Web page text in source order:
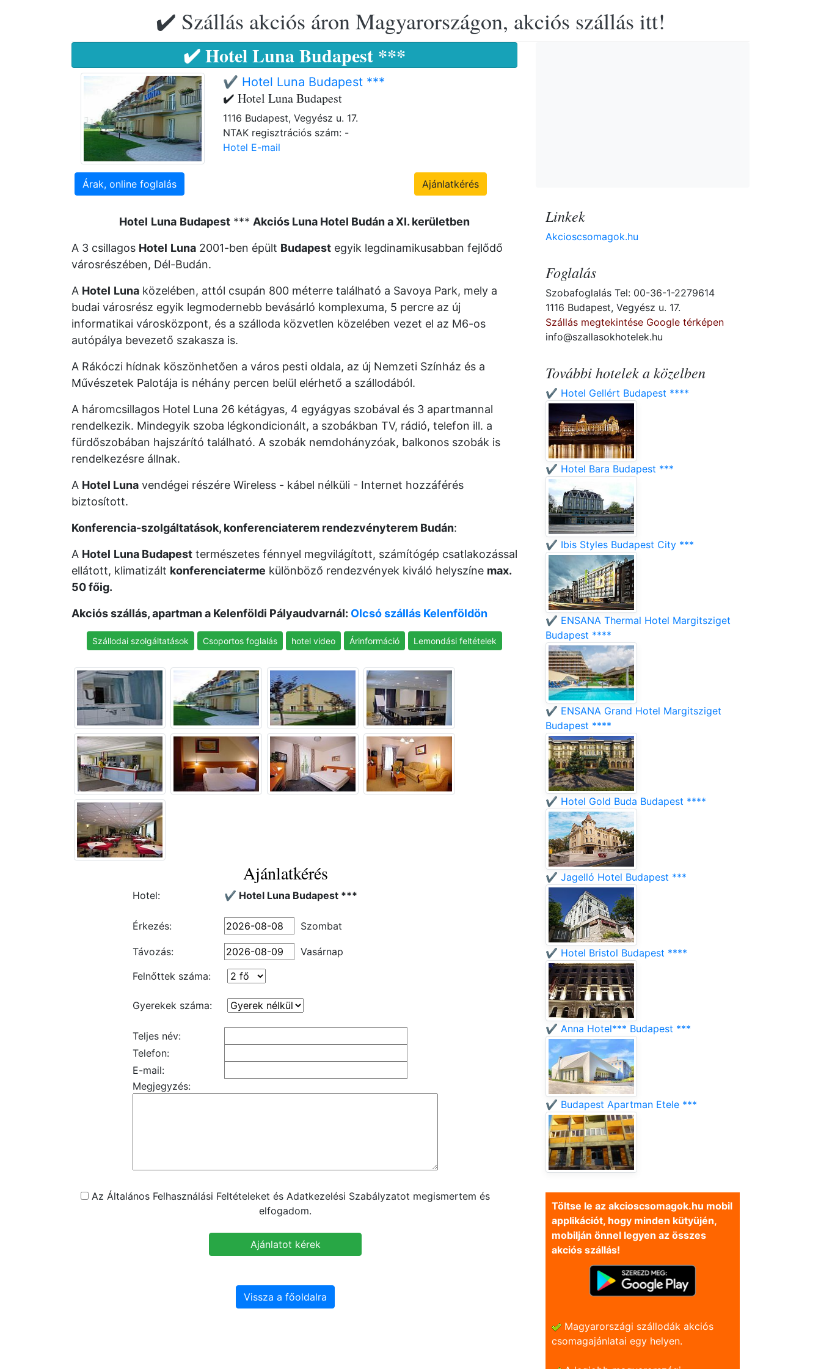
✔️ Szállás akciós áron Magyarországon, akciós szállás itt!
✔️ Hotel Luna Budapest ***
✔️ Hotel Luna Budapest ***
✔️ Hotel Luna Budapest
1116 Budapest, Vegyész u. 17.
NTAK regisztrációs szám: -
Hotel E-mail
Árak, online foglalás Ajánlatkérés
Hotel Luna Budapest *** Akciós Luna Hotel Budán a XI. kerületben
A 3 csillagos Hotel Luna 2001-ben épült Budapest egyik legdinamikusabban fejlődő
városrészében, Dél-Budán.
A Hotel Luna közelében, attól csupán 800 méterre található a Savoya Park, mely a
budai városrész egyik legmodernebb bevásárló komplexuma, 5 percre az új
informatikai városközpont, és a szálloda közvetlen közelében vezet el az M6-os
autópálya bevezető szakasza is.
A Rákóczi hídnak köszönhetően a város pesti oldala, az új Nemzeti Színház és a
Művészetek Palotája is néhány percen belül elérhető a szállodából.
A háromcsillagos Hotel Luna 26 kétágyas, 4 egyágyas szobával és 3 apartmannal
rendelkezik. Mindegyik szoba légkondicionált, a szobákban TV, rádió, telefon ill. a
fürdőszobában hajszárító található. A szobák nemdohányzóak, balkonos szobák is
rendelkezésre állnak.
A Hotel Luna vendégei részére Wireless - kábel nélküli - Internet hozzáférés
biztosított.
Konferencia-szolgáltatások, konferenciaterem rendezvényterem Budán:
A Hotel Luna Budapest természetes fénnyel megvilágított, számítógép csatlakozással
ellátott, klimatizált konferenciaterme különböző rendezvények kiváló helyszíne max.
50 főig.
Akciós szállás, apartman a Kelenföldi Pályaudvarnál: Olcsó szállás Kelenföldön
Szállodai szolgáltatások Csoportos foglalás hotel video Árinformáció Lemondási feltételek
Ajánlatkérés
Hotel: ✔️ Hotel Luna Budapest ***
Érkezés: Szombat
Távozás:
Vasárnap
Felnőttek száma:
Gyerekek száma:
Teljes név:
Telefon:
E-mail:
Megjegyzés:
Az Általános Felhasználási Feltételeket és Adatkezelési Szabályzatot megismertem és
elfogadom.
Vissza a főoldalra
Linkek
Akcioscsomagok.hu
Foglalás
Szobafoglalás Tel: 00-36-1-2279614
1116 Budapest, Vegyész u. 17.
Szállás megtekintése Google térképen
info@szallasokhotelek.hu
További hotelek a közelben
✔️ Hotel Gellért Budapest ****
✔️ Hotel Bara Budapest ***
✔️ Ibis Styles Budapest City ***
✔️ ENSANA Thermal Hotel Margitsziget
Budapest ****
✔️ ENSANA Grand Hotel Margitsziget
Budapest ****
✔️ Hotel Gold Buda Budapest ****
✔️ Jagelló Hotel Budapest ***
✔️ Hotel Bristol Budapest ****
✔️ Anna Hotel*** Budapest ***
✔️ Budapest Apartman Etele ***
Töltse le az akcioscsomagok.hu mobil
applikációt, hogy minden kütyüjén,
mobilján önnel legyen az összes
akciós szállás!
Magyarországi szállodák akciós
csomagajánlatai egy helyen.